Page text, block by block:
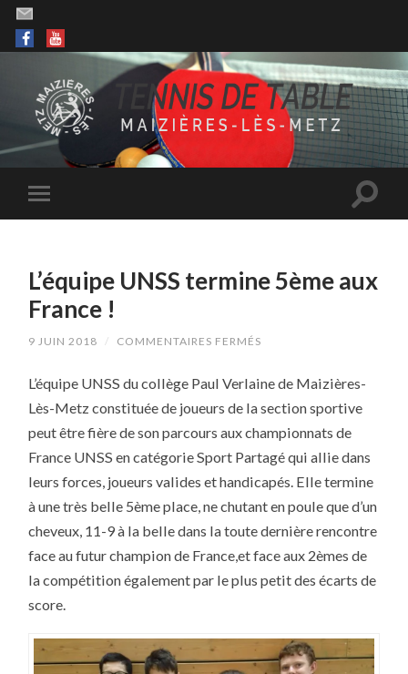
L’équipe UNSS termine 5ème aux
France !
9 JUIN 2018 / COMMENTAIRES FERMÉS
TERMINE
AUX
!
L’équipe UNSS du collège Paul Verlaine de Maizières-
Lès-Metz constituée de joueurs de la section sportive
peut être fière de son parcours aux championnats de
France UNSS en catégorie Sport Partagé qui allie dans
leurs forces, joueurs valides et handicapés. Elle termine
à une très belle 5ème place, ne chutant en poule que d’un
cheveux, 11-9 à la belle dans la toute dernière rencontre
face au futur champion de France,et face aux 2èmes de
la compétition également par le plus petit des écarts de
score.